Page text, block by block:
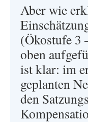
Aber wie
(Ökostufe 3
oben
ist klar: im
geplanten
den